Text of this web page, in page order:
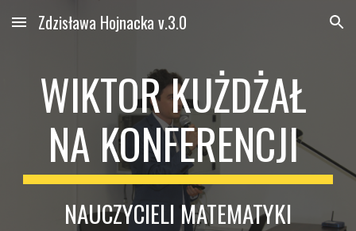
Skip to main content Skip to navigation
Zdzisława Hojnacka v.3.0
WIKTOR KUŻDŻAŁ
NA KONFERENCJI
NAUCZYCIELI MATEMATYKI